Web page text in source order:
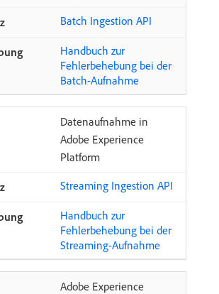
Batch Ingestion API
Handbuch zur
Fehlerbehebung bei der
Batch-Aufnahme
Datenaufnahme in
Adobe Experience
Platform
Streaming Ingestion API
Handbuch zur
Fehlerbehebung bei der
Streaming-Aufnahme
Adobe Experience